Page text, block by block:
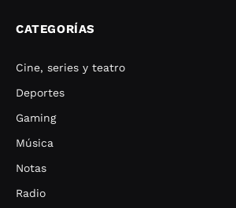
CATEGORÍAS
Cine, series y teatro
Deportes
Gaming
Música
Notas
Radio